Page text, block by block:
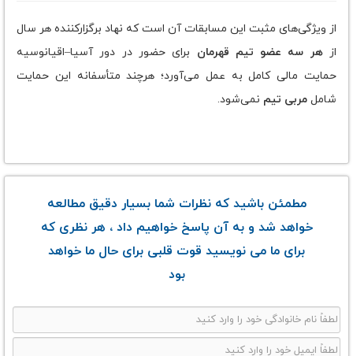
از ویژگی‌های مثبت این مسابقات آن است که نهاد برگزارکننده هر سال
ازهر سه عضو تیم قهرمان برای حضور در دور آسیا–اقیانوسیه
حمایت مالی کامل به عمل می‌آورد؛ هرچند متأسفانه این حمایت
شامل مربی تیم نمی‌شود.
مطمئن باشید که نظرات شما بسیار دقیق مطالعه
خواهد شد و به آن پاسخ خواهیم داد ، هر نظری که
برای ما می نویسید قوت قلبی برای حال ما خواهد
بود